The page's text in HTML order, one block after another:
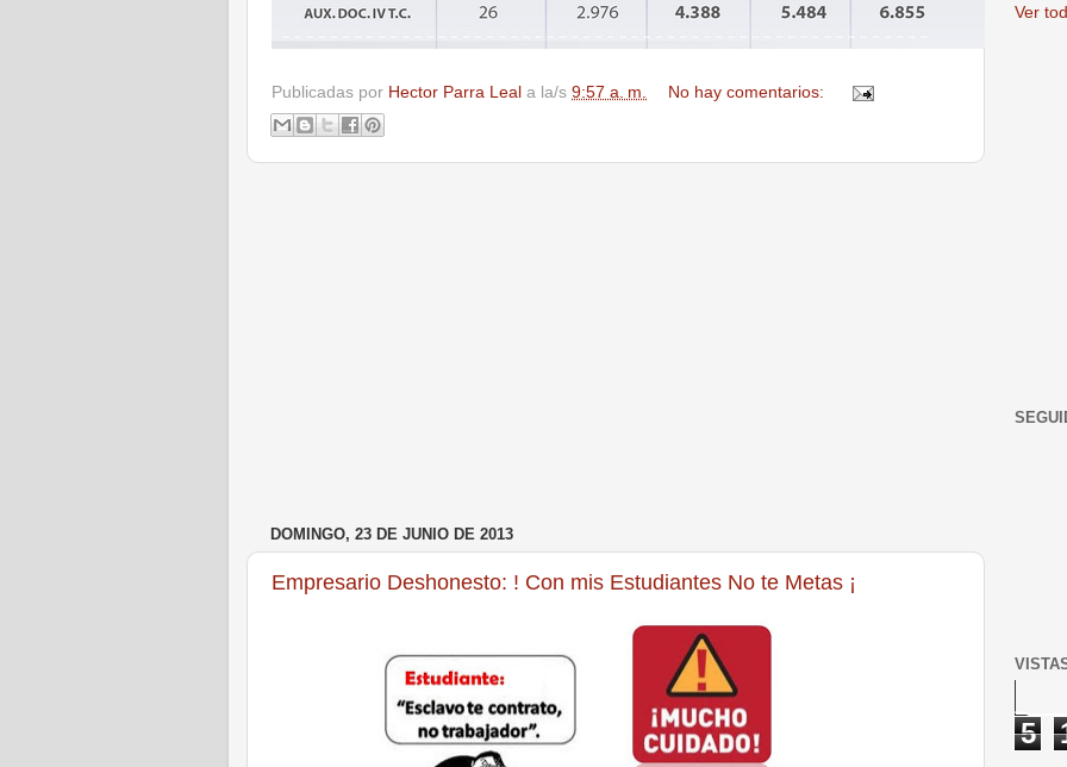
Publicadas por Hector Parra Leal a la/s 9:57 a. m. No hay comentarios:
DOMINGO, 23 DE JUNIO DE 2013
Empresario Deshonesto: ! Con mis Estudiantes No te Metas ¡
Ver
5